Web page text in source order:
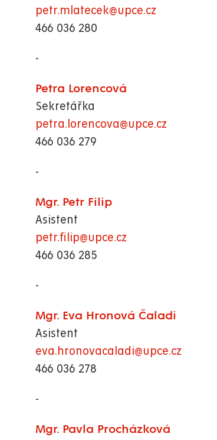
petr.mlatecek@upce.cz
466 036 280
-
Petra Lorencová
Sekretářka
petra.lorencova@upce.cz
466 036 279
-
Mgr. Petr Filip
Asistent
petr.filip@upce.cz
466 036 285
-
Mgr. Eva Hronová Čaladi
Asistent
eva.hronovacaladi@upce.cz
466 036 278
-
Mgr. Pavla Procházková